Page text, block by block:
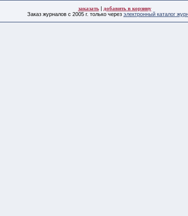
заказать| добавить в корзину
Заказ журналов с 2005 г. только через электронный каталог